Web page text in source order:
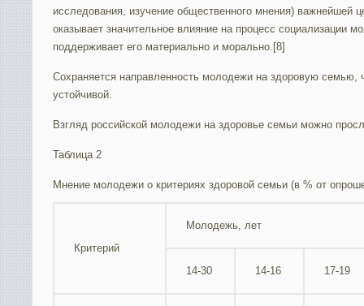
исследования, изучение общественного мнения) важнейшей
оказывает значительное влияние на процесс социализации
поддерживает его материально и морально.[8]
Сохраняется направленность молодежи на здоровую семью,
устойчивой.
Взгляд российской молодежи на здоровье семьи можно
Таблица 2
Мнение молодежи о критериях здоровой семьи (в % от
Критерий
Молодежь, лет
14-30 14-16 17-19